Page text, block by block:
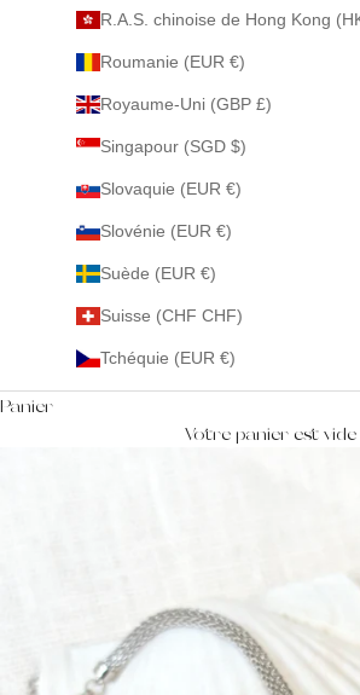
R.A.S. chinoise de Hong Kong
Roumanie (EUR €)
Royaume-Uni (GBP £)
Singapour (SGD $)
Slovaquie (EUR €)
Slovénie (EUR €)
Suède (EUR €)
Suisse (CHF CHF)
Tchéquie (EUR €)
Panier
Votre panier est vide